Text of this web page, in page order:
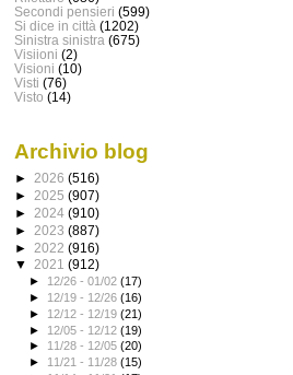
Secondi pensieri (599)
Si dice in città (1202)
Sinistra sinistra (675)
Visiioni (2)
Visioni (10)
Visti (76)
Visto (14)
Archivio blog
► 2026 (516)
► 2025 (907)
► 2024 (910)
► 2023 (887)
► 2022 (916)
▼ 2021 (912)
► 12/26 - 01/02(17)
► 12/19 - 12/26(16)
► 12/12 - 12/19(21)
► 12/05 - 12/12(19)
► 11/28 - 12/05(20)
► 11/21 - 11/28(15)